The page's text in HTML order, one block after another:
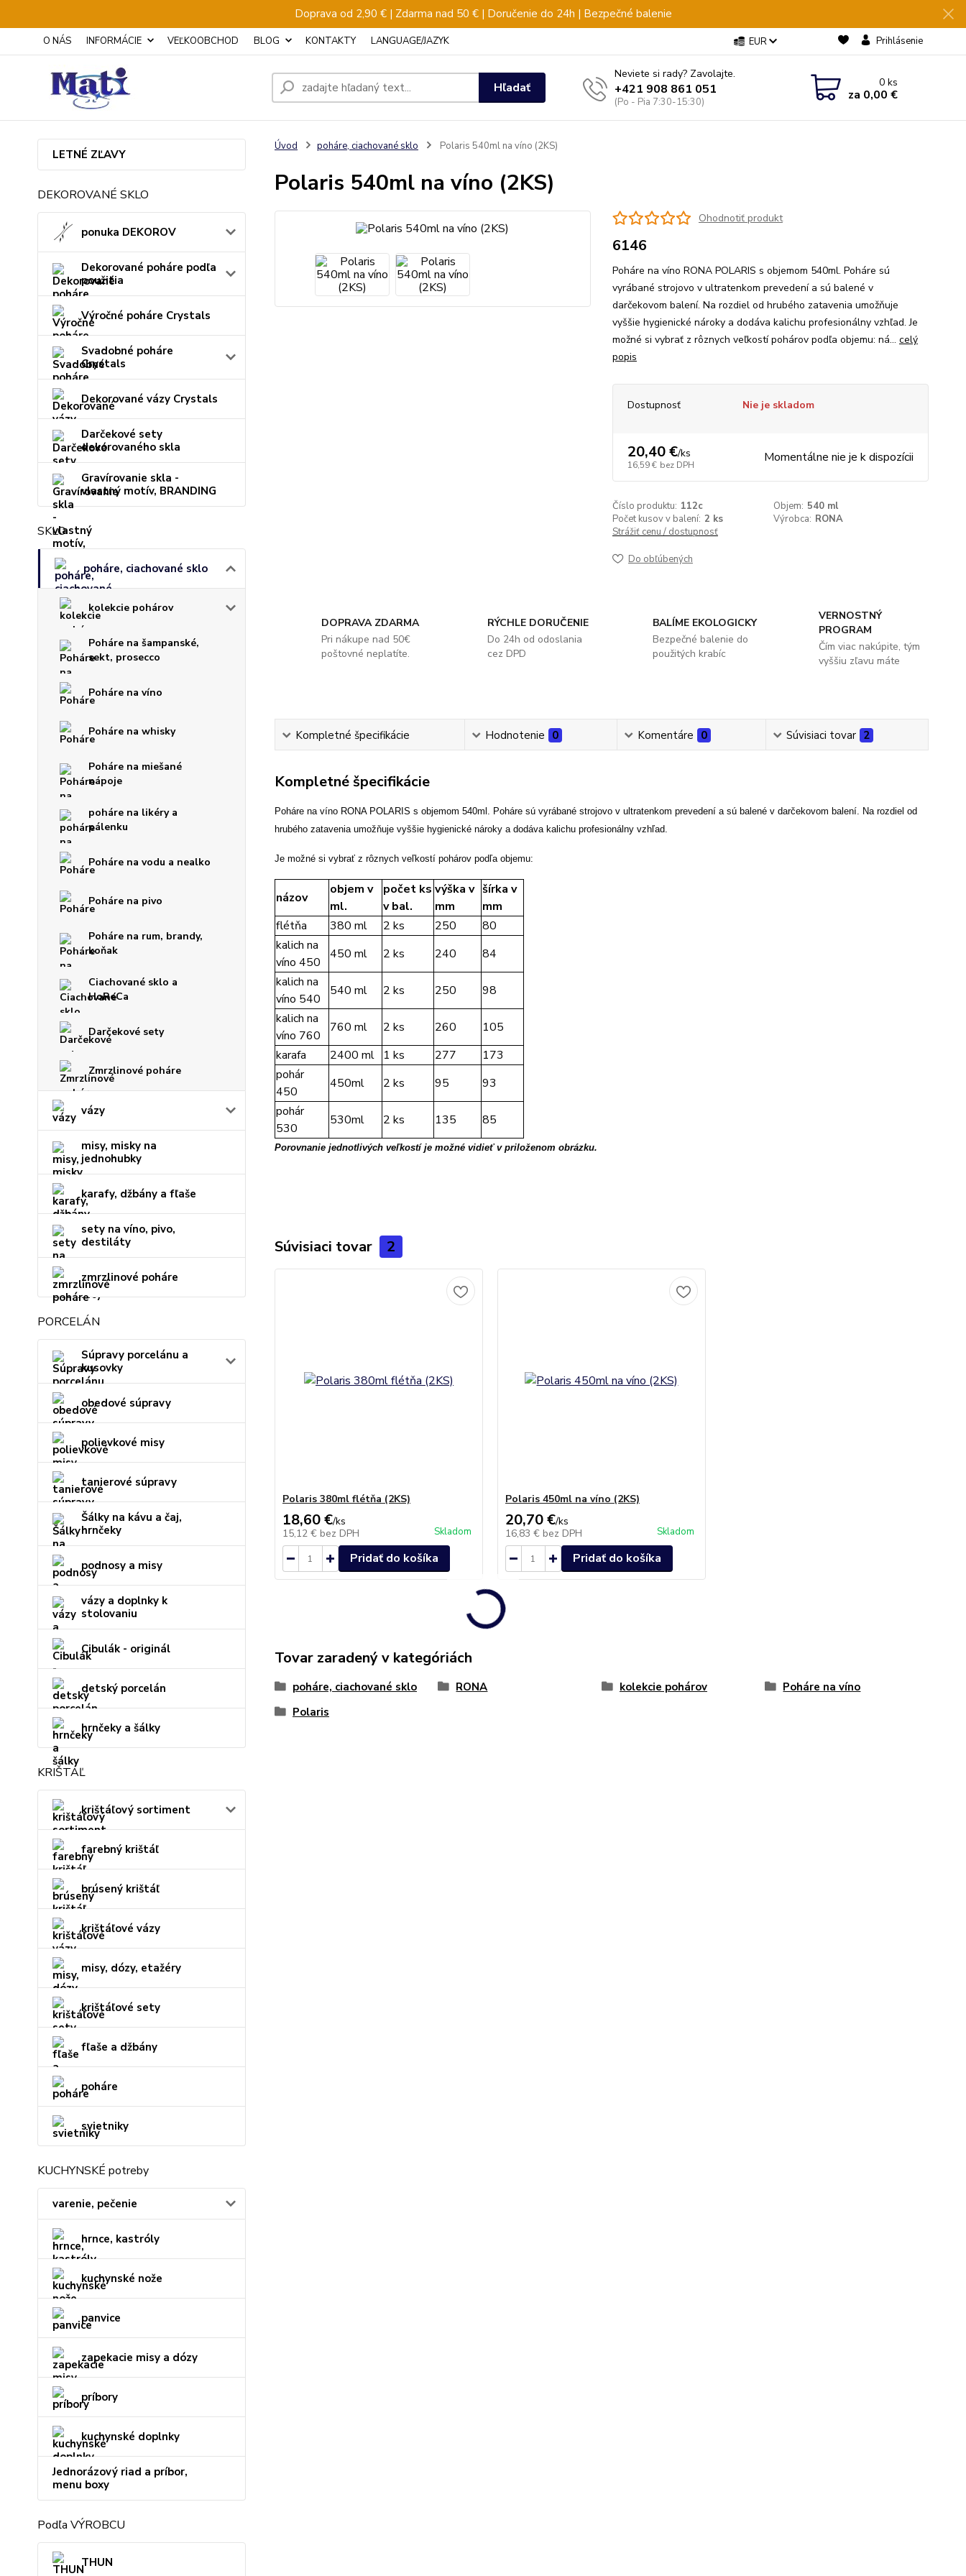
Doprava od 2,90 € | Zdarma nad 50 € | Doručenie do 24h | Bezpečné balenie
O NÁS INFORMÁCIE VEĽKOOBCHOD BLOG KONTAKTY LANGUAGE/JAZYK EUR Prihlásenie
Hľadať
Neviete si rady? Zavolajte.
+421 908 861 051
(Po - Pia 7:30-15:30)
0ks
za 0,00 €
LETNÉ ZĽAVY
DEKOROVANÉ SKLO
ponuka DEKOROV
Dekorované poháre podľa
použitia
Výročné poháre Crystals
Svadobné poháre
Crystals
Dekorované vázy Crystals
Darčekové sety
dekorovaného skla
Gravírovanie skla -
vlastný motív, BRANDING
SKLO
poháre, ciachované sklo
kolekcie pohárov
Poháre na šampanské,
sekt, prosecco
Poháre na víno
Poháre na whisky
Poháre na miešané
nápoje
poháre na likéry a
pálenku
Poháre na vodu a nealko
Poháre na pivo
Poháre na rum, brandy,
koňak
Ciachované sklo a
HoReCa
Darčekové sety
Zmrzlinové poháre
vázy
misy, misky na
jednohubky
karafy, džbány a fľaše
sety na víno, pivo,
destiláty
zmrzlinové poháre
PORCELÁN
Súpravy porcelánu a
kusovky
obedové súpravy
polievkové misy
tanierové súpravy
Šálky na kávu a čaj,
hrnčeky
podnosy a misy
vázy a doplnky k
stolovaniu
Cibulák - originál
detský porcelán
hrnčeky a šálky
KRIŠTÁĽ
krištáľový sortiment
farebný krištáľ
brúsený krištáľ
krištáľové vázy
misy, dózy, etažéry
krištáľové sety
fľaše a džbány
poháre
svietniky
KUCHYNSKÉ potreby
varenie, pečenie
hrnce, kastróly
kuchynské nože
panvice
zapekacie misy a dózy
príbory
kuchynské doplnky
Jednorázový riad a príbor,
menu boxy
Podľa VÝROBCU
THUN
Úvod poháre, ciachované sklo Polaris 540ml na víno (2KS)
Polaris 540ml na víno (2KS)
Ohodnotiť produkt
6146
Poháre na víno RONA POLARIS s objemom 540ml. Poháre sú
vyrábané strojovo v ultratenkom prevedení a sú balené v
darčekovom balení. Na rozdiel od hrubého zatavenia umožňuje
vyššie hygienické nároky a dodáva kalichu profesionálny vzhľad. Je
možné si vybrať z rôznych veľkostí pohárov podľa objemu: ná... celý
popis
Dostupnosť Nie je skladom
20,40 €/ks
16,59 € bez DPH Momentálne nie je k dispozícii
Číslo produktu: 112c Objem: 540 ml
Počet kusov v balení: 2 ks Výrobca: RONA
Strážiť cenu / dostupnosť
Do obľúbených
DOPRAVA ZDARMA
Pri nákupe nad 50€
poštovné neplatíte.
RÝCHLE DORUČENIE
Do 24h od odoslania
cez DPD
BALÍME EKOLOGICKY
Bezpečné balenie do
použitých krabíc
VERNOSTNÝ
PROGRAM
Čím viac nakúpite, tým
vyššiu zľavu máte
Kompletné špecifikácie Hodnotenie 0 Komentáre 0 Súvisiaci tovar 2
Kompletné špecifikácie
Poháre na víno RONA POLARIS s objemom 540ml. Poháre sú vyrábané strojovo v ultratenkom prevedení a sú balené v darčekovom balení. Na rozdiel od
hrubého zatavenia umožňuje vyššie hygienické nároky a dodáva kalichu profesionálny vzhľad.
Je možné si vybrať z rôznych veľkostí pohárov podľa objemu:
názov
objem v
ml.
počet ks
v bal.
výška v
mm
šírka v
mm
flétňa
380 ml 2 ks 250
80
kalich na
víno 450
450 ml 2 ks 240
84
kalich na
víno 540
540 ml 2 ks 250
98
kalich na
víno 760
760 ml 2 ks 260
105
karafa
2400 ml 1 ks 277
173
pohár
450
450ml 2 ks 95
93
pohár
530
530ml 2 ks 135 85
Porovnanie jednotlivých veľkostí je možné vidieť v priloženom obrázku.
Súvisiaci tovar 2
Polaris 380ml flétňa (2KS)
18,60 €/ks
15,12 € bez DPH Skladom
Pridať do košíka
Polaris 450ml na víno (2KS)
20,70 €/ks
16,83 € bez DPH Skladom
Pridať do košíka
Tovar zaradený v kategóriách
poháre, ciachované sklo RONA kolekcie pohárov
Poháre na víno
Polaris